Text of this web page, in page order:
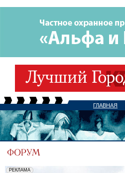
ГЛАВНАЯ